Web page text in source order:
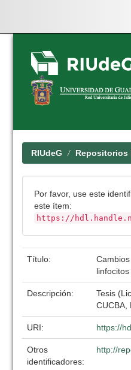
Skip
navigation
RIUdeG Repositorios
Por favor, use este
este ítem:
https://
Título:
Descripción:
Tesis
CUCBA,
URI: https://
Otros
identificadores:
http://